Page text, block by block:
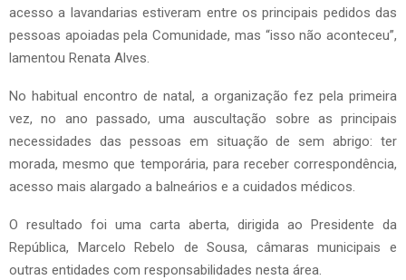
acesso a lavandarias estiveram entre os principais pedidos das
pessoas apoiadas pela Comunidade, mas “isso não aconteceu”,
lamentou Renata Alves.
No habitual encontro de natal, a organização fez pela primeira
vez, no ano passado, uma auscultação sobre as principais
necessidades das pessoas em situação de sem abrigo: ter
morada, mesmo que temporária, para receber correspondência,
acesso mais alargado a balneários e a cuidados médicos.
O resultado foi uma carta aberta, dirigida ao Presidente da
República, Marcelo Rebelo de Sousa, câmaras municipais e
outras entidades com responsabilidades nesta área.